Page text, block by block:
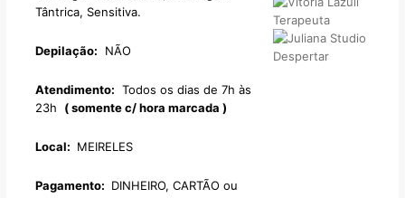
Tântrica, Sensitiva.
Depilação: NÃO
Atendimento: Todos os dias de 7h às
23h ( somente c/ hora marcada )
Local: MEIRELES
Pagamento: DINHEIRO, CARTÃO ou